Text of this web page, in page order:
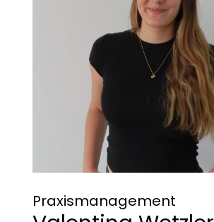
Praxismanagement